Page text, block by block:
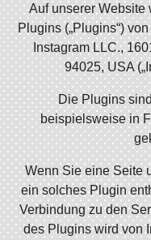
Auf unserer Website
Plugins („Plugins“)
Instagram LLC.,
94025, USA
Die Plugins
beispielsweise in
Wenn Sie eine Seite
ein solches Plugin
Verbindung zu den
des Plugins wird von